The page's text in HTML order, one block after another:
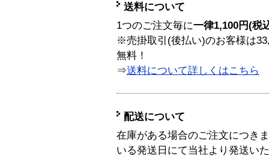
送料について
1つのご注文毎に一律1,100円(税
※売掛取引(後払い)のお客様は
無料！
⇒送料について詳しくはこちら
配送について
在庫がある場合のご注文につき
いる発送日にて当社より発送い